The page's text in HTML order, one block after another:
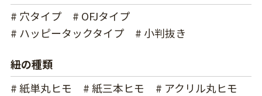
# 穴タイプ
# OFJタイプ
# ハッピータックタイプ
# 小判抜き
紐の種類
# 紙単丸ヒモ
# 紙三本ヒモ
# アクリル丸ヒモ